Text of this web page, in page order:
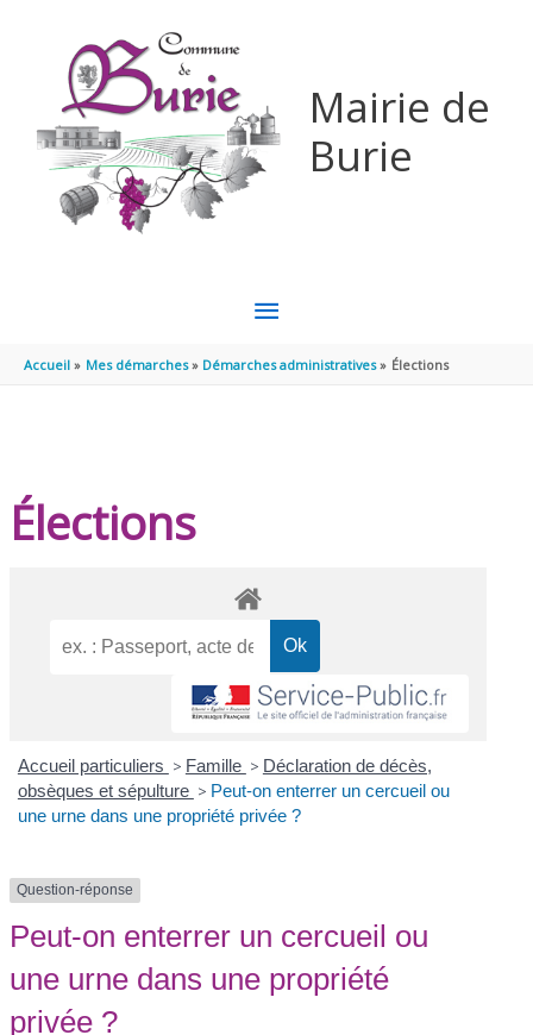
Mairie de
Burie
MENU
PRINCIPAL
Accueil Mes démarches Démarches administratives Élections
Élections
Accueil particuliers > Famille > Déclaration de décès,
obsèques et sépulture > Peut-on enterrer un cercueil ou
une urne dans une propriété privée ?
Question-réponse
Peut-on enterrer un cercueil ou
une urne dans une propriété
privée ?